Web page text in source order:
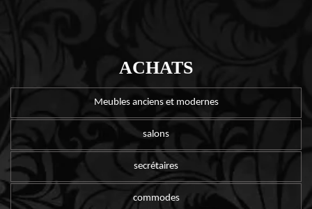
ACHATS
Meubles anciens et modernes
salons
secrétaires
commodes